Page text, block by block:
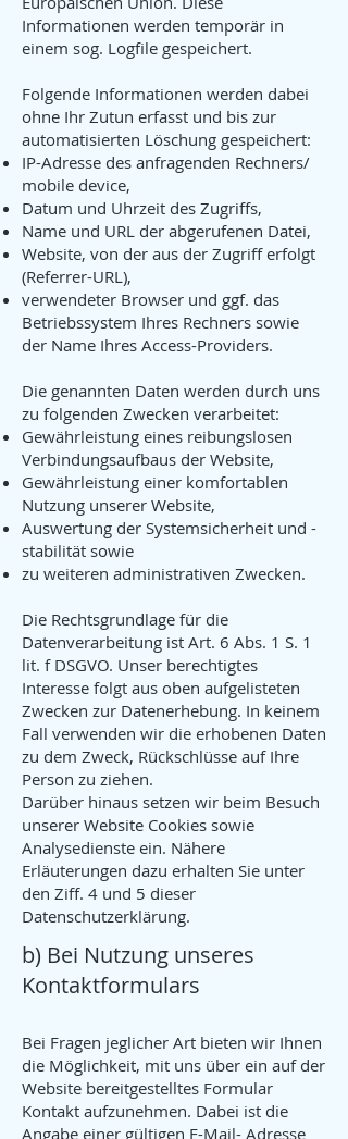
Informationen werden temporär in
einem sog. Logfile gespeichert.
Folgende Informationen werden dabei
ohne Ihr Zutun erfasst und bis zur
automatisierten Löschung gespeichert:
IP-Adresse des anfragenden Rechners/
mobile device,
Datum und Uhrzeit des Zugriffs,
Name und URL der abgerufenen Datei,
Website, von der aus der Zugriff erfolgt
(Referrer-URL),
verwendeter Browser und ggf. das
Betriebssystem Ihres Rechners sowie
der Name Ihres Access-Providers.
Die genannten Daten werden durch uns
zu folgenden Zwecken verarbeitet:
Gewährleistung eines reibungslosen
Verbindungsaufbaus der Website,
Gewährleistung einer komfortablen
Nutzung unserer Website,
Auswertung der Systemsicherheit und -
stabilität sowie
zu weiteren administrativen Zwecken.
Die Rechtsgrundlage für die
Datenverarbeitung ist Art. 6 Abs. 1 S. 1
lit. f DSGVO. Unser berechtigtes
Interesse folgt aus oben aufgelisteten
Zwecken zur Datenerhebung. In keinem
Fall verwenden wir die erhobenen Daten
zu dem Zweck, Rückschlüsse auf Ihre
Person zu ziehen.
Darüber hinaus setzen wir beim Besuch
unserer Website Cookies sowie
Analysedienste ein. Nähere
Erläuterungen dazu erhalten Sie unter
den Ziff. 4 und 5 dieser
Datenschutzerklärung.
b) Bei Nutzung unseres
Kontaktformulars
Bei Fragen jeglicher Art bieten wir Ihnen
die Möglichkeit, mit uns über ein auf der
Website bereitgestelltes Formular
Kontakt aufzunehmen. Dabei ist die
Angabe einer gültigen E-Mail- Adresse